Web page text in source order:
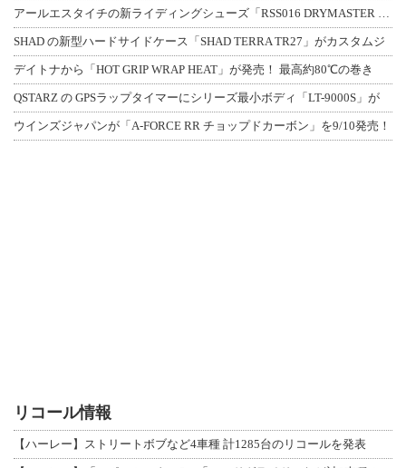
SHAD の新型ハードサイドケース「SHAD TERRA TR27」がカスタムジ
デイトナから「HOT GRIP WRAP HEAT」が発売！ 最高約80℃の巻き
QSTARZ の GPSラップタイマーにシリーズ最小ボディ「LT-9000S」が
ウインズジャパンが「A-FORCE RR チョップドカーボン」を9/10発売！
リコール情報
【ハーレー】ストリートボブなど4車種 計1285台のリコールを発表